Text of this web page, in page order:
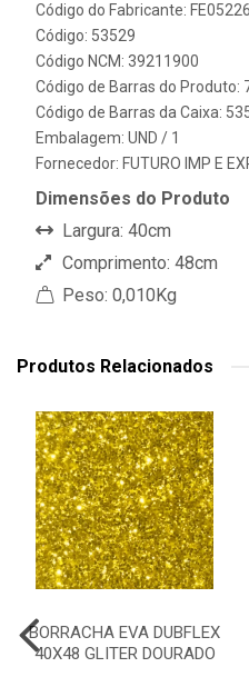
Código do Fabricante:
Código: 53529
Código NCM: 39211900
Código de Barras do Produto:
Código de Barras da Caixa:
Embalagem: UND / 1
Fornecedor: FUTURO IMP E
Dimensões do Produto
Largura: 40cm
Comprimento: 48cm
Peso: 0,010Kg
Produtos Relacionados
BORRACHA EVA DUBFLEX
40X48 GLITER DOURADO